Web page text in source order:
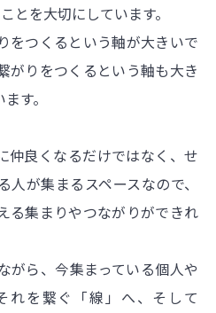
とを大切にしています。
をつくるという軸が大きいで
がりをつくるという軸も大き
す。
仲良くなるだけではなく、せ
が集まるスペースなので、
る集まりやつながりができれ
がら、今集まっている個人や
れを繋ぐ「線」へ、そして